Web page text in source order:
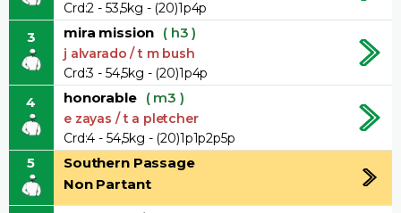
Crd:2 - 53,5kg - (20)1p4p
3 mira mission ( h3 )
j alvarado / t m bush
Crd:3 - 54,5kg - (20)1p4p
4 honorable ( m3 )
e zayas / t a pletcher
Crd:4 - 54,5kg - (20)1p1p2p5p
5
Southern Passage
Non Partant